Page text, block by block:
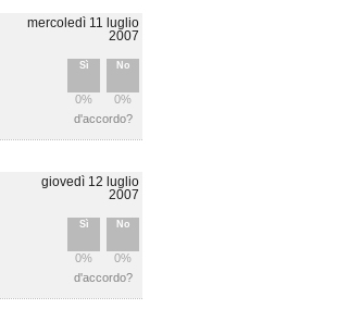
mercoledì 11 luglio
2007
Sì
0%
No
0%
d'accordo?
giovedì 12 luglio
2007
Sì
0%
No
0%
d'accordo?